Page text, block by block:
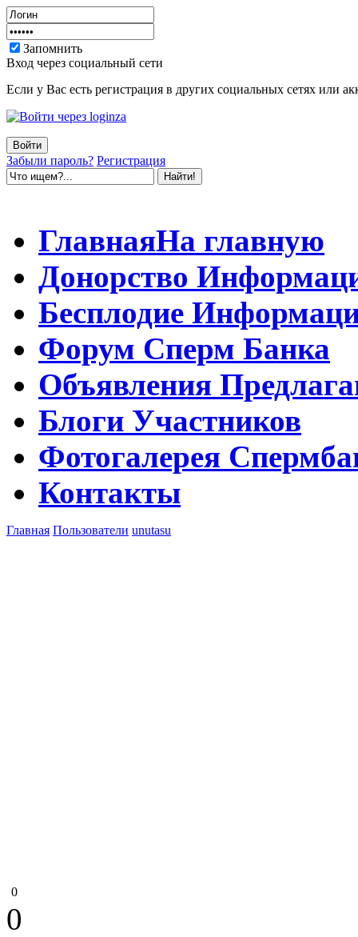
Запомнить
Вход через социальный сети
Если у Вас есть регистрация в других социальных сетях или
Забыли пароль? Регистрация
ГлавнаяНа главную
Донорство
Бесплодие
Форум Сперм Банка
Объявления
Блоги Участников
Фотогалерея
Контакты
Главная Пользователи unutasu
0
0